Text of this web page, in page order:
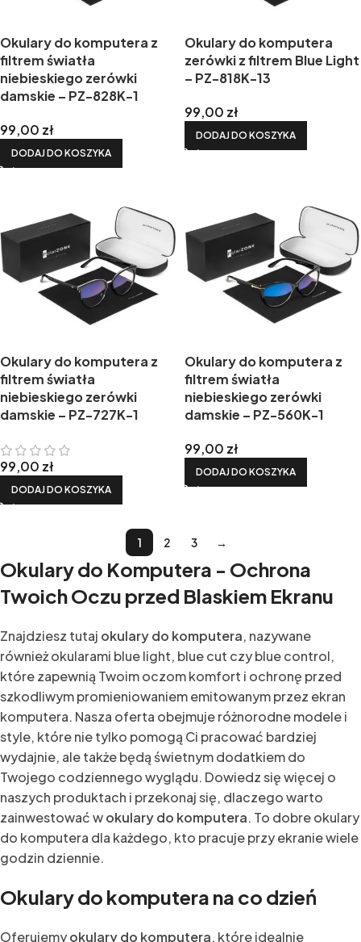
Okulary do komputera z
filtrem światła
niebieskiego zerówki
damskie – PZ-828K-1
99,00 zł
DODAJ DO KOSZYKA
Okulary do komputera
zerówki z filtrem Blue Light
– PZ-818K-13
99,00 zł
DODAJ DO KOSZYKA
Okulary do komputera z
filtrem światła
niebieskiego zerówki
damskie – PZ-727K-1
99,00 zł
DODAJ DO KOSZYKA
Okulary do komputera z
filtrem światła
niebieskiego zerówki
damskie – PZ-560K-1
99,00 zł
DODAJ DO KOSZYKA
1 2 3 →
Okulary do Komputera - Ochrona
Twoich Oczu przed Blaskiem Ekranu
Znajdziesz tutaj okulary do komputera, nazywane
również okularami blue light, blue cut czy blue control,
które zapewnią Twoim oczom komfort i ochronę przed
szkodliwym promieniowaniem emitowanym przez ekran
komputera. Nasza oferta obejmuje różnorodne modele i
style, które nie tylko pomogą Ci pracować bardziej
wydajnie, ale także będą świetnym dodatkiem do
Twojego codziennego wyglądu. Dowiedz się więcej o
naszych produktach i przekonaj się, dlaczego warto
zainwestować wokulary do komputera. To dobre okulary
do komputera dla każdego, kto pracuje przy ekranie wiele
godzin dziennie.
Okulary do komputera na co dzień
Oferujemyokulary do komputera, które idealnie